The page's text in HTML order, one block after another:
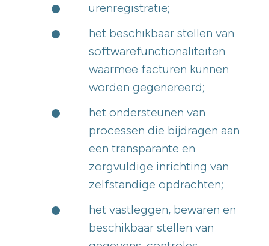
urenregistratie;
het beschikbaar stellen van
softwarefunctionaliteiten
waarmee facturen kunnen
worden gegenereerd;
het ondersteunen van
processen die bijdragen aan
een transparante en
zorgvuldige inrichting van
zelfstandige opdrachten;
het vastleggen, bewaren en
beschikbaar stellen van